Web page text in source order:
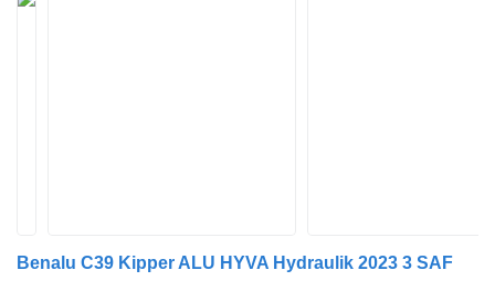
Benalu C39 Kipper ALU HYVA Hydraulik 2023 3 SAF